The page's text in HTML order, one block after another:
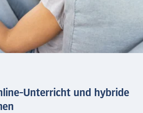
Unterricht und hybride